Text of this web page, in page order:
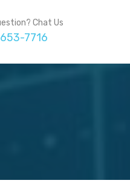
Chat Us
7716